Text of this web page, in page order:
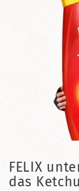
FELIX
das